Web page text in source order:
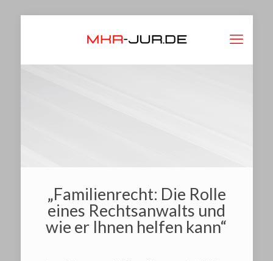
„Familienrecht: Die Rolle
eines Rechtsanwalts und
wie er Ihnen helfen kann“